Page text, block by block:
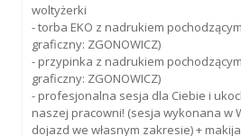
woltyżerki
- torba EKO z nadrukiem
graficzny: ZGONOWICZ)
- przypinka z nadrukiem
graficzny: ZGONOWICZ)
- profesjonalna sesja dla Ciebie i
naszej pracowni! (sesja wykonana w
dojazd we własnym zakresie) +